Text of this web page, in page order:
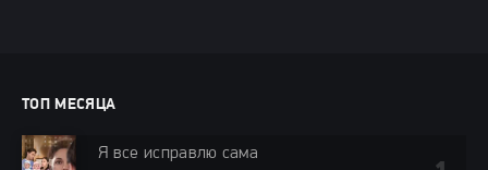
ТОП МЕСЯЦА
Я все исправлю сама